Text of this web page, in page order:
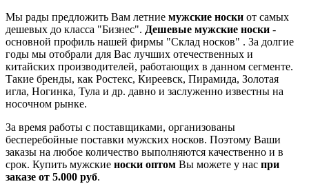
Мы рады предложить Вам летние мужские носки от самых
дешевых до класса "Бизнес". Дешевые мужские носки -
основной профиль нашей фирмы "Склад носков" . За долгие
годы мы отобрали для Вас лучших отечественных и
китайских производителей, работающих в данном сегменте.
Такие бренды, как Ростекс, Киреевск, Пирамида, Золотая
игла, Ногинка, Тула и др. давно и заслуженно известны на
носочном рынке.
За время работы с поставщиками, организованы
бесперебойные поставки мужских носков. Поэтому Ваши
заказы на любое количество выполняются качественно и в
срок. Купить мужские носки оптом Вы можете у нас при
заказе от 5.000 руб.